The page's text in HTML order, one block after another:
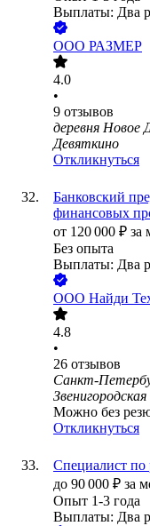
Выплаты: Два
ООО РАЗМЕР
4.0
•
9 отзывов
деревня Новое
Девяткино
Откликнуться
Банковский
финансовых
от 120 000 ₽ за
Без опыта
Выплаты: Два
ООО Найди
4.8
•
26 отзывов
Санкт-
Звенигородская
Можно без
Откликнуться
Специалист по
до 90 000 ₽ за
Опыт 1-3 года
Выплаты: Два